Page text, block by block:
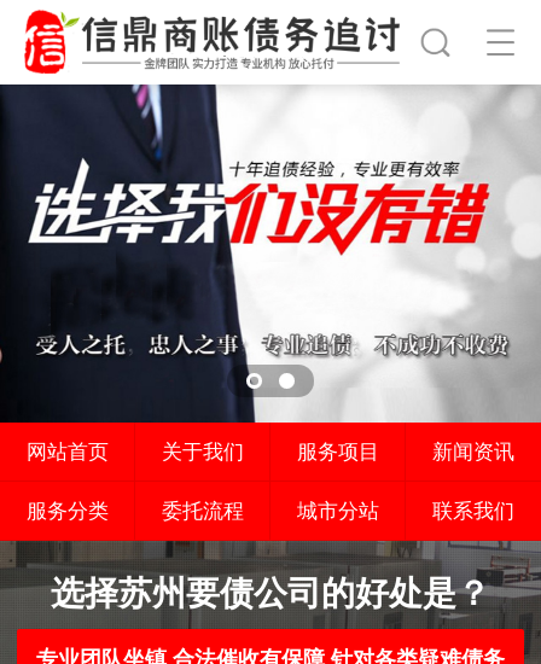
网站首页 关于我们 服务项目 新闻资讯
服务分类 委托流程 城市分站 联系我们
选择苏州要债公司的好处是？
专业团队坐镇 合法催收有保障 针对各类疑难债务